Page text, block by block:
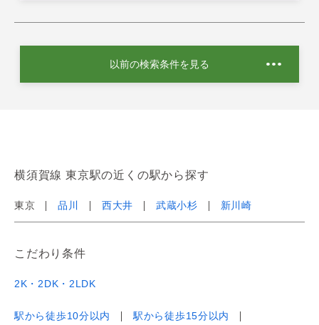
以前の検索条件を見る
横須賀線 東京駅の近くの駅から探す
東京 品川 西大井 武蔵小杉 新川崎
こだわり条件
2K・2DK・2LDK
駅から徒歩10分以内
駅から徒歩15分以内